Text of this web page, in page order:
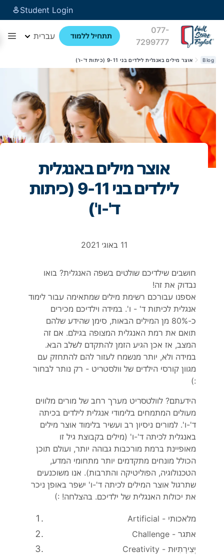
Student Login
077-
7299777
תתחיל ללמוד עברית
Blog אוצר מילים באנגלית לילדים בני 9-11 (כיתות ד'-ו')
אוצר מילים באנגלית
לילדים בני 9-11 (כיתות
ד'-ו')
חושבים שילדיכם שולטים בשפה האנגלית? בואו
נבדוק את זה!
אספנו עבורכם רשימת מילים שמתאימה עבור לימוד
אנגלית לכיתות ד' - ו'. במידה וילדיכם מכירים
כ-80% מן המילים הבאות, סימן שהידע שלהם
תואם את רמת האנגלית המצופה בגילם. אם זה
המצב, אז אכן הגיע הזמן להתקדם לשלב הבא.
במידה ולא, יותר מנשמח לעזור להם להתחזק עם
מגוון קורסי הילדים של וולסטריט - רק נותר לבחור
הידעתם? לוולטסריט מערך רחב של מורים מלווים
מעולים המתמחים בלימודי אנגלית לילדים בכיתה
ד'-ו'. למורים ניסיון רב ועשיר בלימוד אוצר מילים
באנגלית לכיתה ד'-ו' (מילים בקבוצת גיל זו
מאופיינת ברמת מורכבות גבוהה יותר, ועולם תוכן
הכולל מונחים מתקדמים יותר מתחומי המדע,
הטכנולוגיה, הפוליטיקה והתרבות). אנו משוכנעים
שתרגול אוצר המילים לכיתה ד'-ו' ישפר באופן ניכר
את יכולות האנגלית של ילדיכם. בהצלחה! :)
Artificial - מלאכותי
Challenge - אתגר
Creativity - יְצִירָתִיוּת